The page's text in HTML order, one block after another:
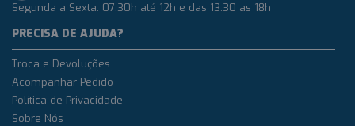
Segunda a Sexta: 07:30h até 12h e das 13:30 as 18h
PRECISA DE AJUDA?
Troca e Devoluções
Acompanhar Pedido
Política de Privacidade
Sobre Nós